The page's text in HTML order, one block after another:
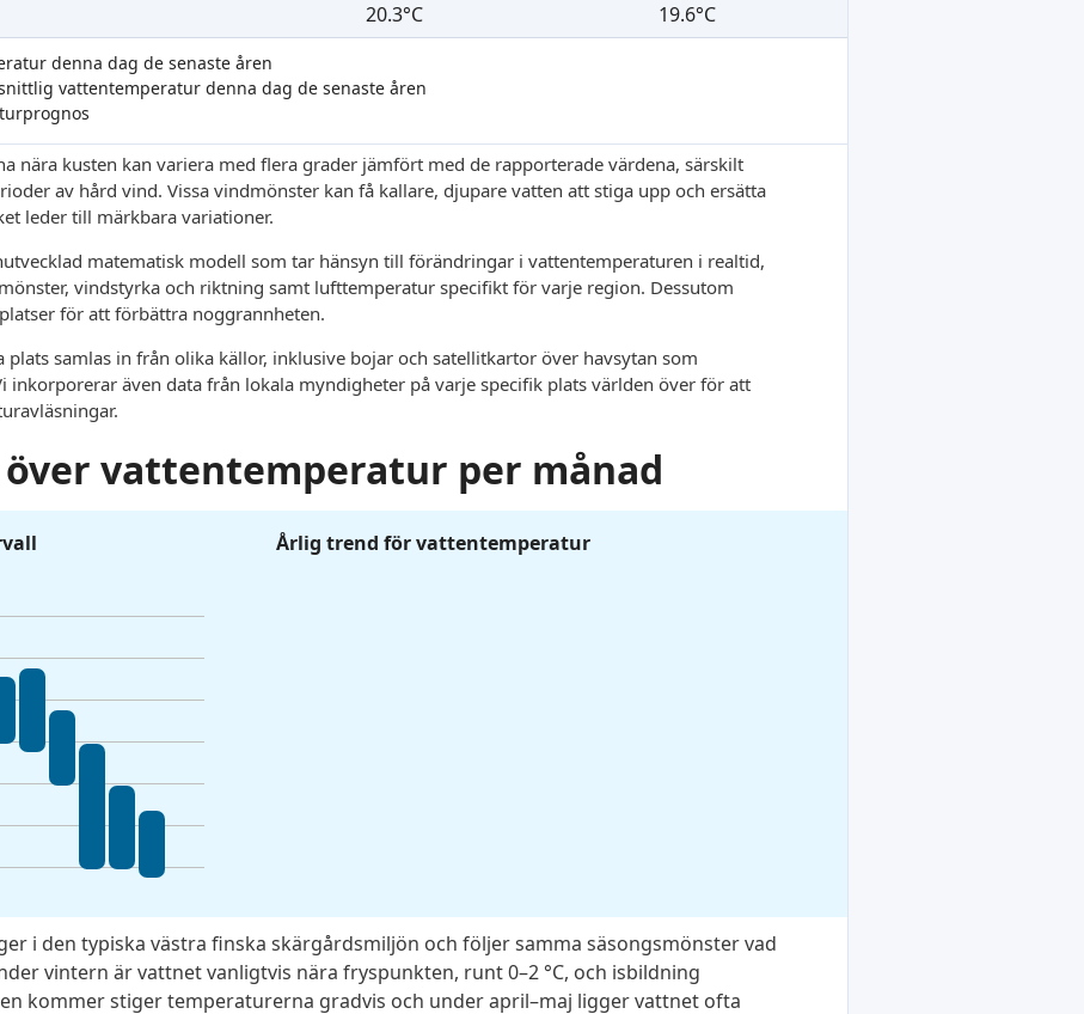
20.3°C 19.6°C
denna dag de senaste åren
vattentemperatur denna dag de senaste åren
nära kusten kan variera med flera grader jämfört med de rapporterade värdena, särskilt
av hård vind. Vissa vindmönster kan få kallare, djupare vatten att stiga upp och ersätta
leder till märkbara variationer.
matematisk modell som tar hänsyn till förändringar i vattentemperaturen i realtid,
vindstyrka och riktning samt lufttemperatur specifikt för varje region. Dessutom
för att förbättra noggrannheten.
samlas in från olika källor, inklusive bojar och satellitkartor över havsytan som
inkorporerar även data från lokala myndigheter på varje specifik plats världen över för att
vattentemperatur per månad
Årlig trend för vattentemperatur
i den typiska västra finska skärgårdsmiljön och följer samma säsongsmönster vad
vintern är vattnet vanligtvis nära fryspunkten, runt 0–2 °C, och isbildning
kommer stiger temperaturerna gradvis och under april–maj ligger vattnet ofta